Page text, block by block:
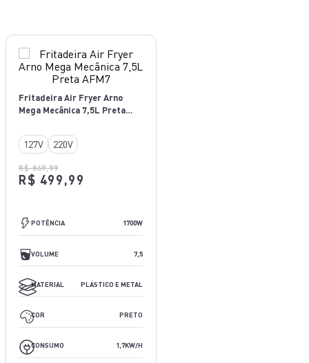
Fritadeira Air Fryer Arno
Mega Mecânica 7,5L Preta
127V 220V
R$ 869,99
R$ 499,99
POTÊNCIA 1700W
VOLUME 7,5
MATERIAL PLÁSTICO E METAL
COR PRETO
CONSUMO 1,7KW/H